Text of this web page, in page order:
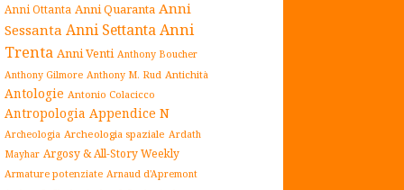
Anni Ottanta Anni Quaranta Anni
Sessanta Anni SettantaAnni
Trenta Anni Venti Anthony Boucher
Anthony Gilmore Anthony M. Rud Antichità
Antologie Antonio Colacicco
Antropologia Appendice N
Archeologia Archeologia spaziale Ardath
Mayhar Argosy & All-Story Weekly
Armature potenziate Arnaud d'Apremont